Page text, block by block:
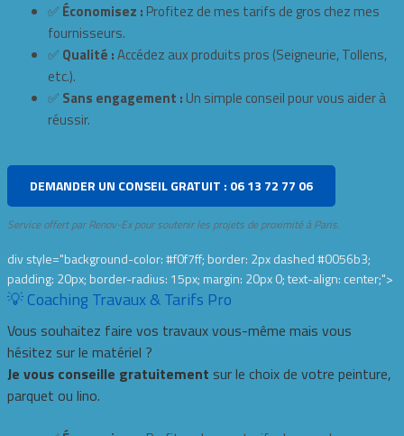
✅ Économisez : Profitez de mes tarifs de gros chez mes
fournisseurs.
✅ Qualité :Accédez aux produits pros (Seigneurie, Tollens,
etc.).
✅ Sans engagement : Un simple conseil pour vous aider à
réussir.
DEMANDER UN CONSEIL GRATUIT : 06 13 72 77 06
Service offert par Renov-Ex pour soutenir les projets de proximité à Paris.
div style="background-color: #f0f7ff; border: 2px dashed #0056b3;
padding: 20px; border-radius: 15px; margin: 20px 0; text-align: center;">
💡 Coaching Travaux & Tarifs Pro
Vous souhaitez faire vos travaux vous-même mais vous
hésitez sur le matériel ?
Je vous conseille gratuitement sur le choix de votre peinture,
parquet ou lino.